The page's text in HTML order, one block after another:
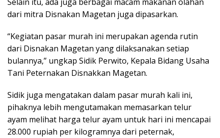
dari mitra Disnakan Magetan juga dipasarkan.
“Kegiatan pasar murah ini merupakan agenda rutin
dari Disnakan Magetan yang dilaksanakan setiap
bulannya,” ungkap Sidik Perwito, Kepala Bidang Usaha
Tani Peternakan Disnakkan Magetan.
Sidik juga mengatakan dalam pasar murah kali ini,
pihaknya lebih mengutamakan memasarkan telur
ayam melihat harga telur ayam untuk hari ini mencapai
28.000 rupiah per kilogramnya dari peternak,